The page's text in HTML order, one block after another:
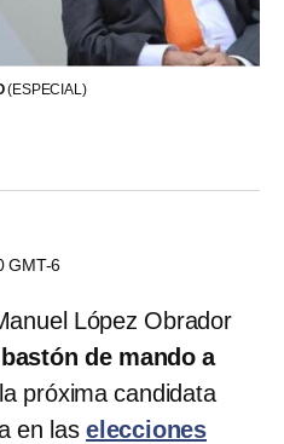
(ESPECIAL)
GMT-6
López Obrador
de mando a
la próxima candidata
en las elecciones